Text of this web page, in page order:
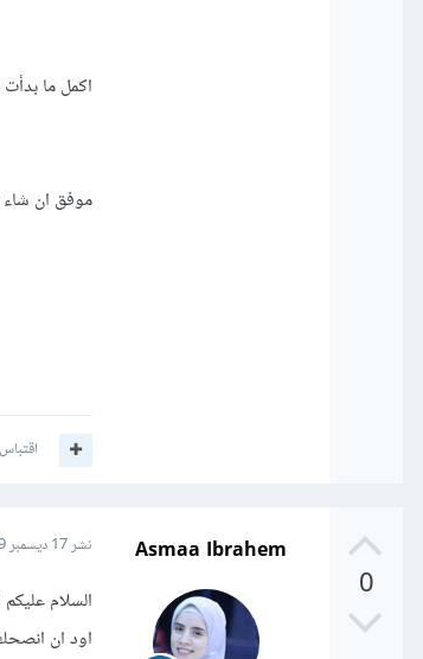
اكمل ما
موفق ان شاء
اقتباس
0
Asmaa Ibrahem نشر17 ديسمبر 2019
السلام
اود ان